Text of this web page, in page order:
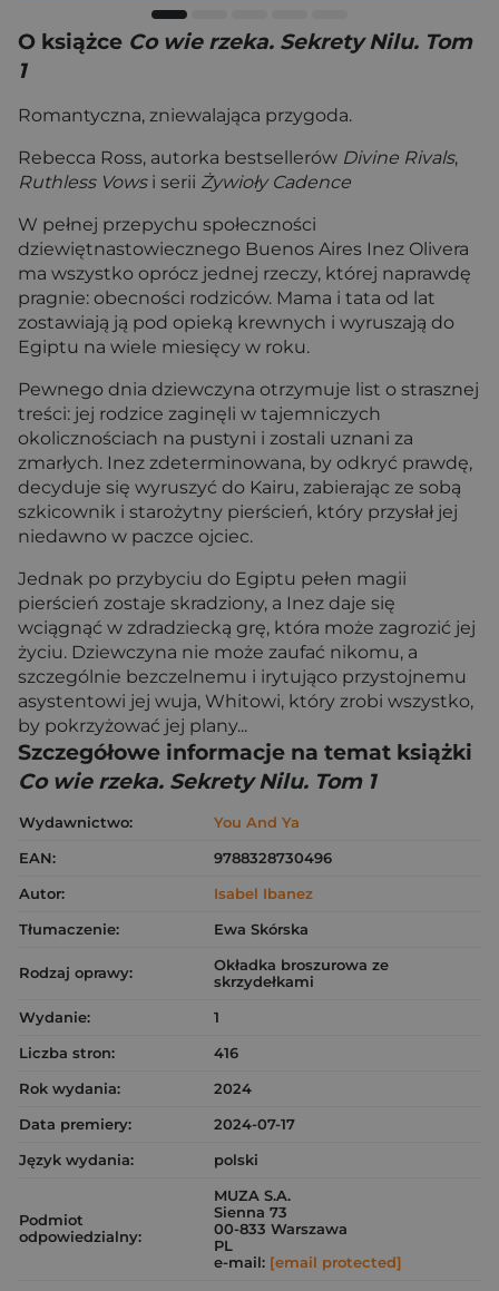
O książce Co wie rzeka. Sekrety Nilu. Tom
1
Romantyczna, zniewalająca przygoda.
Rebecca Ross, autorka bestsellerów Divine Rivals,
Ruthless Vows i serii Żywioły Cadence
W pełnej przepychu społeczności
dziewiętnastowiecznego Buenos Aires Inez Olivera
ma wszystko oprócz jednej rzeczy, której naprawdę
pragnie: obecności rodziców. Mama i tata od lat
zostawiają ją pod opieką krewnych i wyruszają do
Egiptu na wiele miesięcy w roku.
Pewnego dnia dziewczyna otrzymuje list o strasznej
treści: jej rodzice zaginęli w tajemniczych
okolicznościach na pustyni i zostali uznani za
zmarłych. Inez zdeterminowana, by odkryć prawdę,
decyduje się wyruszyć do Kairu, zabierając ze sobą
szkicownik i starożytny pierścień, który przysłał jej
niedawno w paczce ojciec.
Jednak po przybyciu do Egiptu pełen magii
pierścień zostaje skradziony, a Inez daje się
wciągnąć w zdradziecką grę, która może zagrozić jej
życiu. Dziewczyna nie może zaufać nikomu, a
szczególnie bezczelnemu i irytująco przystojnemu
asystentowi jej wuja, Whitowi, który zrobi wszystko,
by pokrzyżować jej plany...
Szczegółowe informacje na temat książki
Co wie rzeka. Sekrety Nilu. Tom 1
Wydawnictwo:
You And Ya
EAN:
9788328730496
Autor:
Isabel Ibanez
Tłumaczenie:
Ewa Skórska
Rodzaj oprawy:
Okładka broszurowa ze
skrzydełkami
Wydanie:
1
Liczba stron:
416
Rok wydania:
2024
Data premiery:
2024-07-17
Język wydania:
polski
Podmiot
odpowiedzialny:
MUZA S.A.
Sienna 73
00-833 Warszawa
PL
e-mail: [email protected]